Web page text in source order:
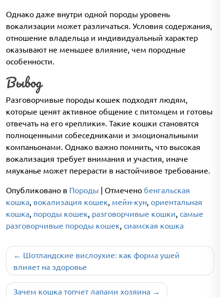
Однако даже внутри одной породы уровень
вокализации может различаться. Условия содержания,
отношение владельца и индивидуальный характер
оказывают не меньшее влияние, чем породные
особенности.
Вывод
Разговорчивые породы кошек подходят людям,
которые ценят активное общение с питомцем и готовы
отвечать на его «реплики». Такие кошки становятся
полноценными собеседниками и эмоциональными
компаньонами. Однако важно помнить, что высокая
вокализация требует внимания и участия, иначе
мяуканье может перерасти в настойчивое требование.
Опубликовано в Породы | Отмечено бенгальская
кошка, вокализация кошек, мейн-кун, ориентальная
кошка, породы кошек, разговорчивые кошки, самые
разговорчивые породы кошек, сиамская кошка
Навигация
по
записям
Шотландские вислоухие: как форма ушей
влияет на здоровье
Зачем кошка топчет лапами хозяина